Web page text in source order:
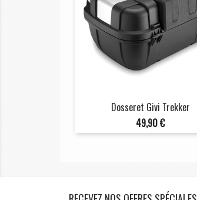
Dosseret Givi Trekker
Prix
49,90 €